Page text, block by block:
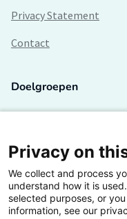
Privacy Statement
Contact
Doelgroepen
Lectoren en
Bedrijven
Hogescholen
Privacy on
We collect and process
understand how it is
selected purposes, or
information, see our